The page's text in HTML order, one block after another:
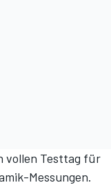
vollen Testtag für
Messungen.